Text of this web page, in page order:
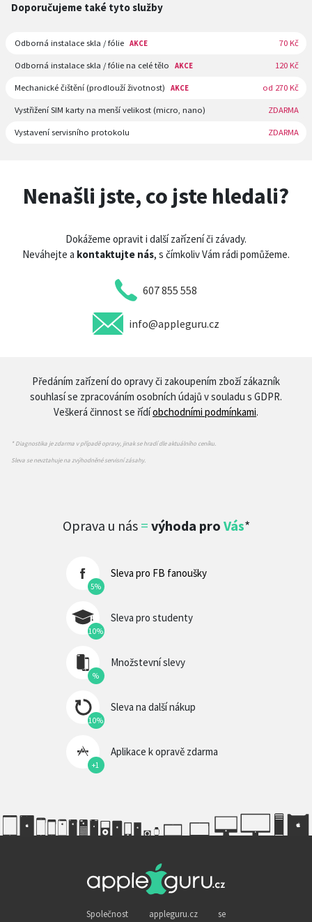
Doporučujeme také tyto služby
Odborná instalace skla / fólie AKCE 70 Kč
Odborná instalace skla / fólie na celé tělo AKCE 120 Kč
Mechanické čištění (prodlouží životnost) AKCE od 270 Kč
Vystřižení SIM karty na menší velikost (micro, nano) ZDARMA
Vystavení servisního protokolu ZDARMA
Nenašli jste, co jste hledali?
Dokážeme opravit i další zařízení či závady.
Neváhejte a kontaktujte nás, s čímkoliv Vám rádi pomůžeme.
607 855 558
info@appleguru.cz
Předáním zařízení do opravy či zakoupením zboží zákazník
souhlasí se zpracováním osobních údajů v souladu s GDPR.
Veškerá činnost se řídíobchodními podmínkami.
* Diagnostika je zdarma v případě opravy, jinak se hradí dle aktuálního ceníku.
Sleva se nevztahuje na zvýhodněné servisní zásahy.
Oprava u nás = výhoda pro Vás*
5%
Sleva pro FB fanoušky
10%
Sleva pro studenty
%
Množstevní slevy
10%
Sleva na další nákup
+1
Aplikace k opravě zdarma
Společnost appleguru.cz se